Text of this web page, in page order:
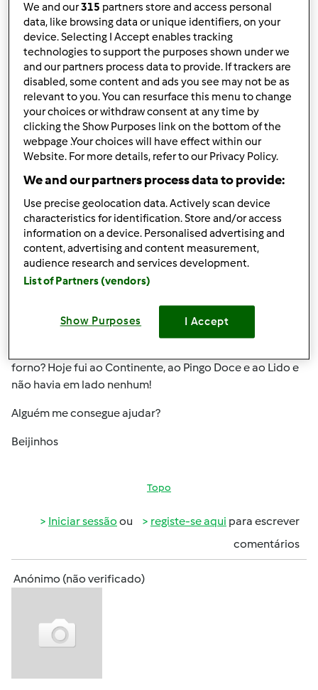
Mais Recentes
Resultados por página:
10
2 | Última entrada
Responder mensagem
Ter, 2014-04-01 17:09
Venho perguntar se alguém sabe onde posso comprar
forno? Hoje fui ao Continente, ao Pingo Doce e ao Lido e
não havia em lado nenhum!
Alguém me consegue ajudar?
Beijinhos
Topo
Iniciar sessão ou registe-se aqui para escrever
comentários
Anónimo (não verificado)
We and our315 partners store and access personal
data, like browsing data or unique identifiers, on your
device. Selecting I Accept enables tracking
technologies to support the purposes shown under we
and our partners process data to provide. If trackers are
disabled, some content and ads you see may not be as
relevant to you. You can resurface this menu to change
your choices or withdraw consent at any time by
clicking the Show Purposes link on the bottom of the
webpage .Your choices will have effect within our
Website. For more details, refer to our Privacy Policy.
We and our partners process data to provide:
Use precise geolocation data. Actively scan device
characteristics for identification. Store and/or access
information on a device. Personalised advertising and
content, advertising and content measurement,
audience research and services development.
List of Partners (vendors)
Show Purposes I Accept